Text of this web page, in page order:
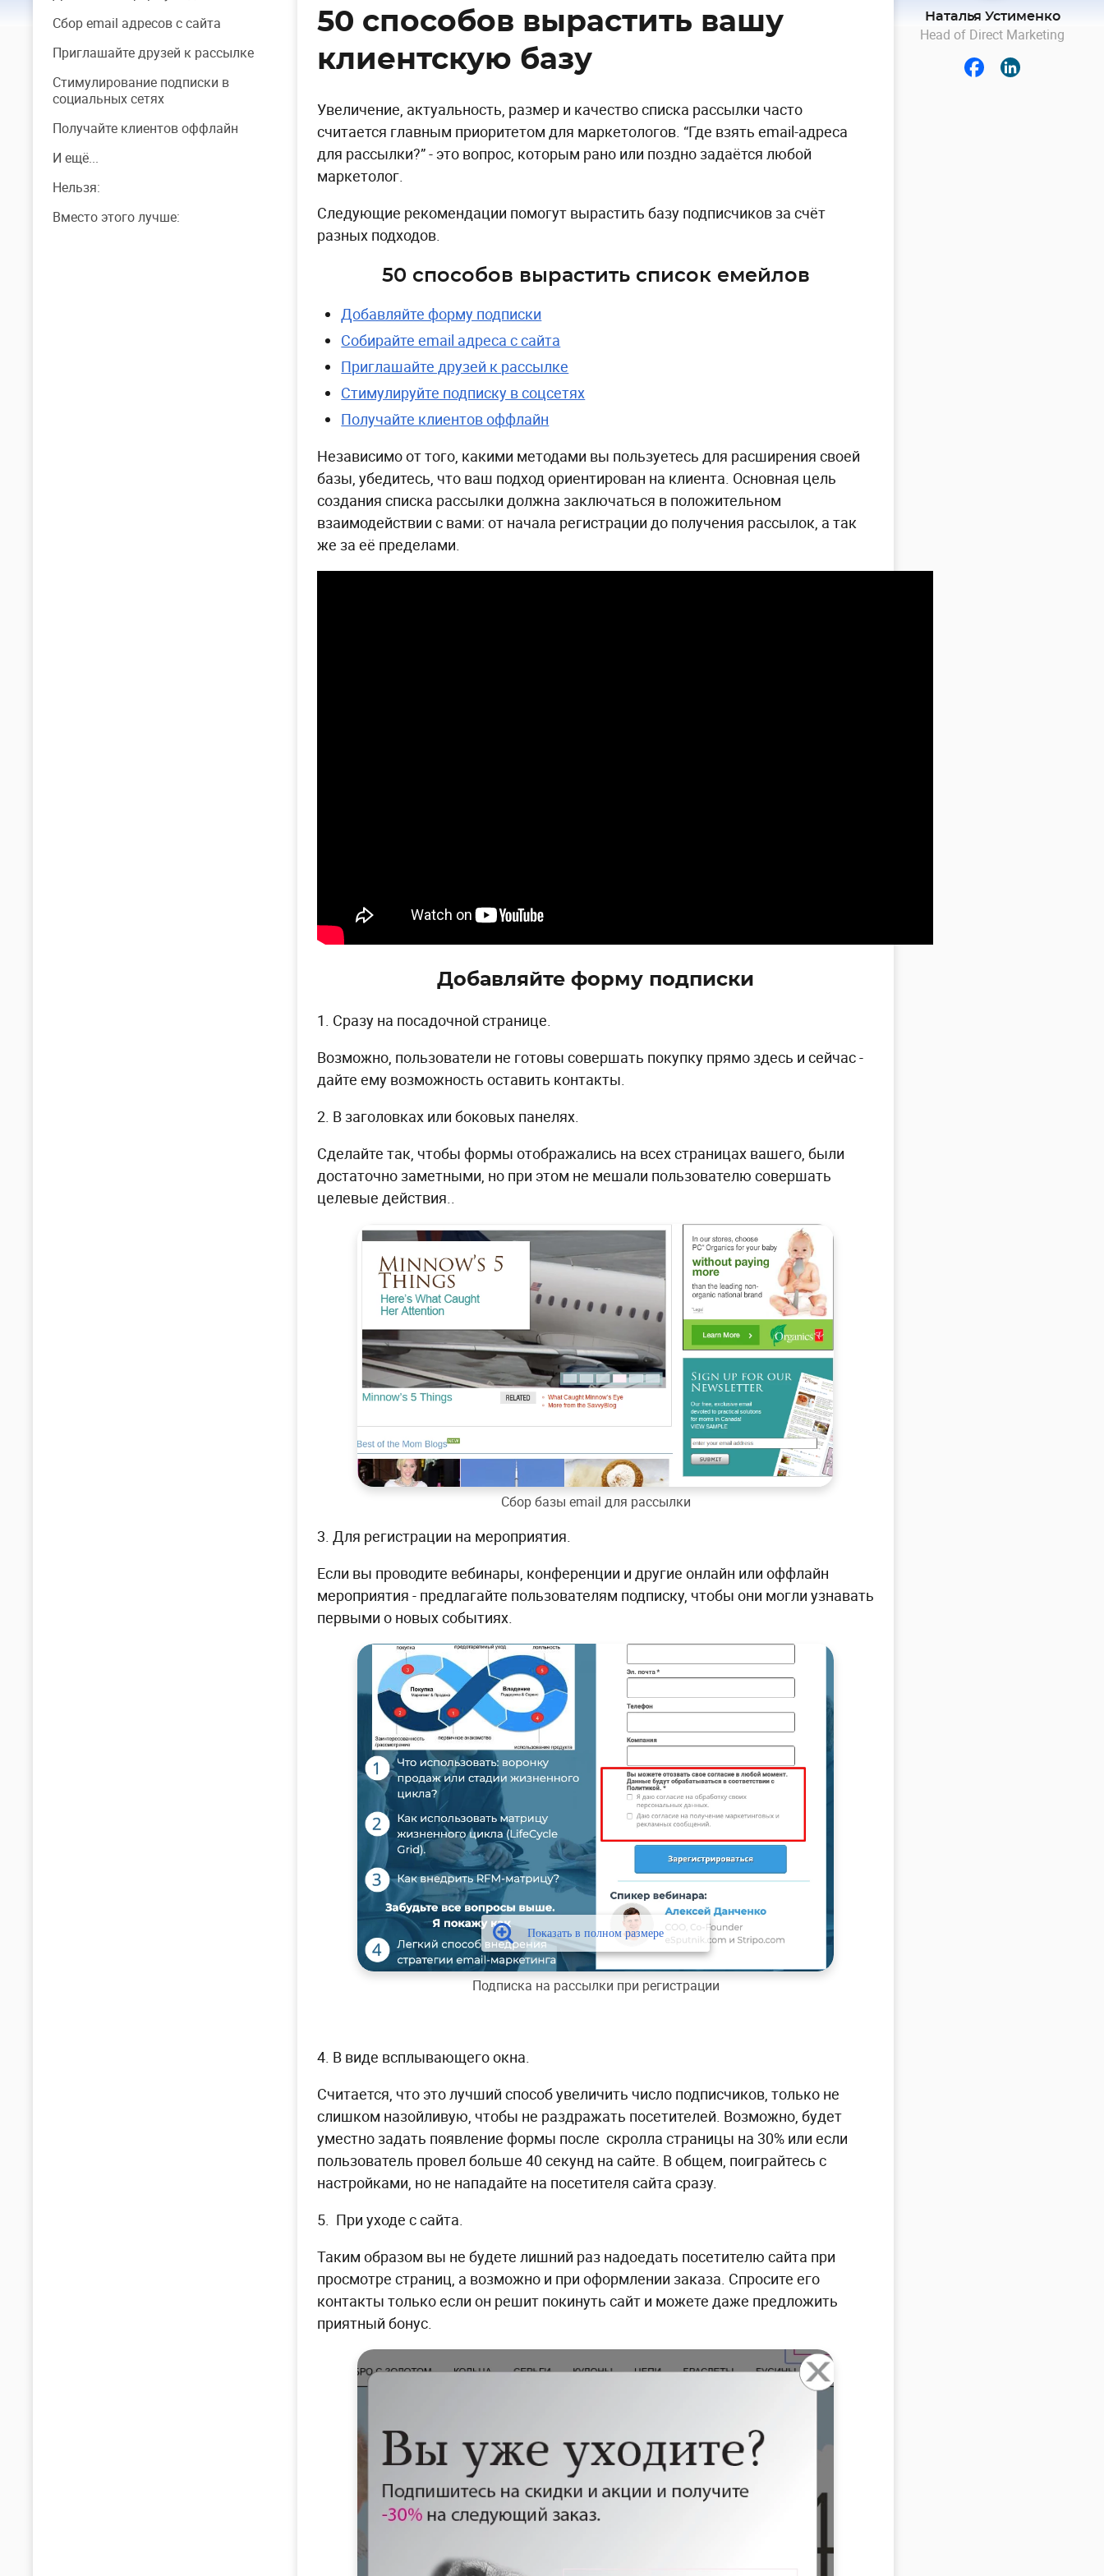
Сбор email адресов с сайта
Приглашайте друзей к рассылке
Стимулирование подписки в
социальных сетях
Получайте клиентов оффлайн
И ещё...
Нельзя:
Вместо этого лучше:
50 способов вырастить вашу
клиентскую базу
Увеличение, актуальность, размер и качество списка рассылки часто
считается главным приоритетом для маркетологов. “Где взять email-адреса
для рассылки?” - это вопрос, которым рано или поздно задаётся любой
маркетолог.
Следующие рекомендации помогут вырастить базу подписчиков за счёт
разных подходов.
50 способов вырастить список емейлов
Добавляйте форму подписки
Собирайте email адреса с сайта
Приглашайте друзей к рассылке
Стимулируйте подписку в соцсетях
Получайте клиентов оффлайн
Независимо от того, какими методами вы пользуетесь для расширения своей
базы, убедитесь, что ваш подход ориентирован на клиента. Основная цель
создания списка рассылки должна заключаться в положительном
взаимодействии с вами: от начала регистрации до получения рассылок, а так
же за её пределами.
Добавляйте форму подписки
1. Сразу на посадочной странице.
Возможно, пользователи не готовы совершать покупку прямо здесь и сейчас -
дайте ему возможность оставить контакты.
2. В заголовках или боковых панелях.
Сделайте так, чтобы формы отображались на всех страницах вашего, были
достаточно заметными, но при этом не мешали пользователю совершать
целевые действия..
Сбор базы email для рассылки
3. Для регистрации на мероприятия.
Если вы проводите вебинары, конференции и другие онлайн или оффлайн
мероприятия - предлагайте пользователям подписку, чтобы они могли узнавать
первыми о новых событиях.
Подписка на рассылки при регистрации
4. В виде всплывающего окна.
Считается, что это лучший способ увеличить число подписчиков, только не
слишком назойливую, чтобы не раздражать посетителей. Возможно, будет
уместно задать появление формы после скролла страницы на 30% или если
пользователь провел больше 40 секунд на сайте. В общем, поиграйтесь с
настройками, но не нападайте на посетителя сайта сразу.
5. При уходе с сайта.
Таким образом вы не будете лишний раз надоедать посетителю сайта при
просмотре страниц, а возможно и при оформлении заказа. Спросите его
контакты только если он решит покинуть сайт и можете даже предложить
приятный бонус.
Наталья Устименко
Head of Direct Marketing